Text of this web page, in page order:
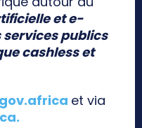
et e-
publics
cashless et
et via
.